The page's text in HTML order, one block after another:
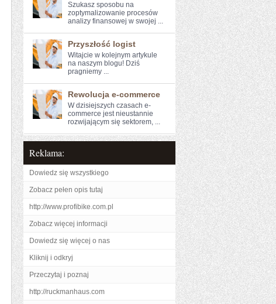
Szukasz sposobu na
zoptymalizowanie ⁤procesów
analizy finansowej w swojej ...
Przyszłość logist
Witajcie w kolejnym artykule⁣
na naszym blogu! Dziś
pragniemy⁤ ...
Rewolucja e-commerce
W dzisiejszych‌ czasach e-
commerce jest nieustannie
rozwijającym się ​sektorem, ...
Reklama:
Dowiedz się wszystkiego
Zobacz pełen opis tutaj
http://www.profibike.com.pl
Zobacz więcej informacji
Dowiedz się więcej o nas
Kliknij i odkryj
Przeczytaj i poznaj
http://ruckmanhaus.com